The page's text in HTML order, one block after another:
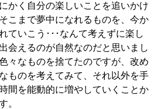
かく自分の楽しいことを追いかけ
こまで夢中になれるものを、今か
ていこう･･･なんて考えずに楽し
会えるのが自然なのだと思いまし
々なものを捨てたのですが、改め
ものを考えてみて、それ以外を手
間を能動的に増やしていくことか
。